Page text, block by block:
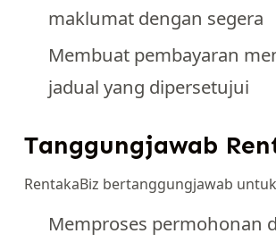
maklumat dengan segera
Membuat pembayaran
jadual yang dipersetujui
Tanggungjawab
RentakaBiz bertanggungjawab
Memproses permohonan